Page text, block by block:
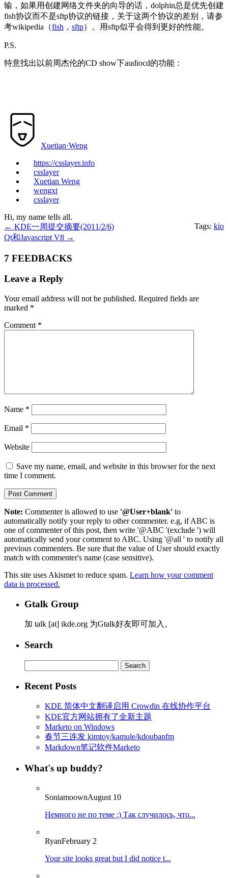
输，如果用创建网络文件夹的向导的话，dolphin总是优先创建
fish协议而不是sftp协议的链接，关于这两个协议的差别，请参
考wikipedia（fish ， sftp）。用sftp似乎会得到更好的性能。
P.S.
特意找出以前周杰伦的CD show下audiocd的功能：
Xuetian·Weng
https://csslayer.info
csslayer
Xuetian Weng
wengxt
csslayer
Hi, my name tells all.
Tags: kio
← KDE一周提交摘要(2011/2/6)
Qt和Javascript V8 →
7 FEEDBACKS
Leave a Reply
Your email address will not be published. Required fields are
marked *
Comment *
Name *
Email *
Website
Save my name, email, and website in this browser for the next
time I comment.
Note: Commenter is allowed to use '@User+blank' to
automatically notify your reply to other commenter. e.g, if ABC is
one of commenter of this post, then write '@ABC '(exclude ') will
automatically send your comment to ABC. Using '@all ' to notify all
previous commenters. Be sure that the value of User should exactly
match with commenter's name (case sensitive).
This site uses Akismet to reduce spam. Learn how your comment
data is processed.
Gtalk Group
加 talk [at] ikde.org 为Gtalk好友即可加入。
Search
for:
Recent Posts
KDE 简体中文翻译启用 Crowdin 在线协作平台
KDE官方网站拥有了全新主题
Marketo on Windows
春节三连发 kimtoy/kamule/kdoubanfm
Markdown笔记软件Marketo
What's up buddy?
SoniamoownAugust 10
Немного не по теме :) Так случилось, что...
RyanFebruary 2
Your site looks great but I did notice t...